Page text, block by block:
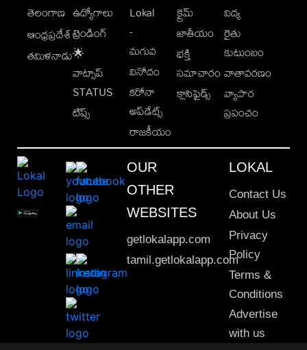
తెలంగాణ
ఆంధ్రప్రదేశ్
తమిళనాడు
ఉద్యోగాలు
ట్రెండింగ్
🌟
వాట్సాప్
STATUS
టిప్స్
Lokal
-
మగువ
వినోదం
కరోనా
అప్‌డేట్స్
రాజకీయం
క్రైమ్
జాతీయం
భక్తి
సమాచారం
క్లాసిఫైడ్స్
విద్య
రైతు
కుటుంబం
వాతావరణం
వ్యాపార
ప్రపంచం
OUR
OTHER
WEBSITES
getlokalapp.com
tamil.getlokalapp.com
LOKAL
Contact Us
About Us
Privacy
Policy
Terms &
Conditions
Advertise
with us